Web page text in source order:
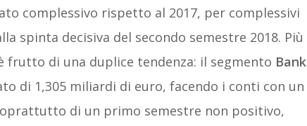
complessivo rispetto al 2017, per complessivi
spinta decisiva del secondo semestre 2018. Più
frutto di una duplice tendenza: il segmento Bank
di 1,305 miliardi di euro, facendo i conti con un
di un primo semestre non positivo,